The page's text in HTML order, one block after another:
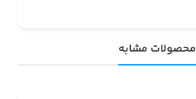
محصولات مشابه